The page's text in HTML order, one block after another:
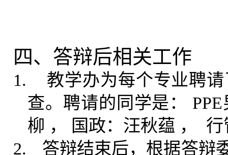
四、答辩后相关工作
1.
教学办为每个专业聘
查。聘请的同学是：
柳 ， 国政：汪秋蕴 ，
2.
答辩结束后，根据答辩